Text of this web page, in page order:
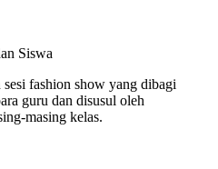
Siswa
fashion show yang dibagi
guru dan disusul oleh
masing kelas.